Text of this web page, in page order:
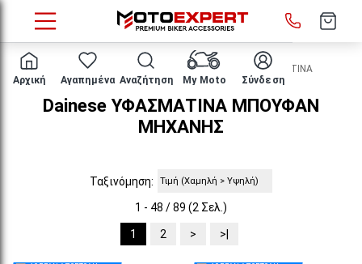
Αρχική Αγαπημένα Αναζήτηση My Moto Σύνδεση
ΕΝΔΥΣΗ ΑΝΑΒΑΤΗ ΜΠΟΥΦΑΝ ΥΦΑΣΜΑΤΙΝΑ
Dainese ΥΦΑΣΜΑΤΙΝΑ ΜΠΟΥΦΑΝ
ΜΗΧΑΝΗΣ
Ταξινόμηση:
1 - 48 / 89 (2 Σελ.)
1 2 > >|